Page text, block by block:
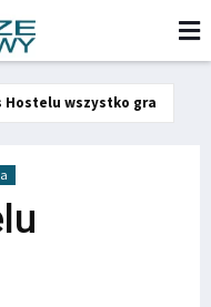
Hostelu wszystko gra